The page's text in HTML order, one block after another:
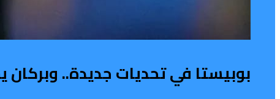
بوبيستا في تحديات جديدة.. وبركان